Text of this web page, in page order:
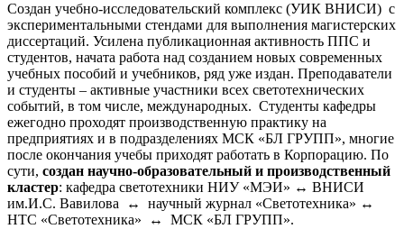
Создан учебно-исследовательский комплекс (УИК ВНИСИ) с
экспериментальными стендами для выполнения магистерских
диссертаций. Усилена публикационная активность ППС и
студентов, начата работа над созданием новых современных
учебных пособий и учебников, ряд уже издан. Преподаватели
и студенты – активные участники всех светотехнических
событий, в том числе, международных. Студенты кафедры
ежегодно проходят производственную практику на
предприятиях и в подразделениях МСК «БЛ ГРУПП», многие
после окончания учебы приходят работать в Корпорацию. По
сути, создан научно-образовательный и производственный
кластер: кафедра светотехники НИУ «МЭИ» ↔ ВНИСИ
им.И.С. Вавилова ↔ научный журнал «Светотехника» ↔
НТС «Светотехника» ↔ МСК «БЛ ГРУПП».​